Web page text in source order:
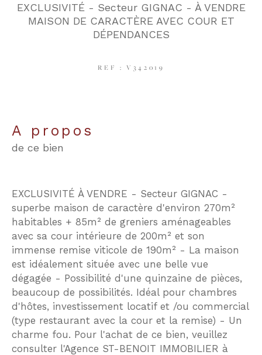
EXCLUSIVITÉ - Secteur GIGNAC - À VENDRE
MAISON DE CARACTÈRE AVEC COUR ET
DÉPENDANCES
REF : V342019
a propos
de ce bien
EXCLUSIVITÉ À VENDRE - Secteur GIGNAC -
superbe maison de caractère d'environ 270m²
habitables + 85m² de greniers aménageables
avec sa cour intérieure de 200m² et son
immense remise viticole de 190m² - La maison
est idéalement située avec une belle vue
dégagée - Possibilité d'une quinzaine de pièces,
beaucoup de possibilités. Idéal pour chambres
d'hôtes, investissement locatif et /ou commercial
(type restaurant avec la cour et la remise) - Un
charme fou. Pour l'achat de ce bien, veuillez
consulter l'Agence ST-BENOIT IMMOBILIER à